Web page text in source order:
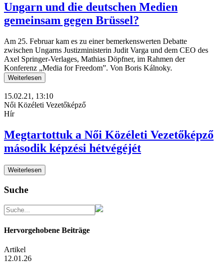
Ungarn und die deutschen Medien
gemeinsam gegen Brüssel?
Am 25. Februar kam es zu einer bemerkenswerten Debatte
zwischen Ungarns Justizministerin Judit Varga und dem CEO des
Axel Springer-Verlages, Mathias Döpfner, im Rahmen der
Konferenz „Media for Freedom”. Von Boris Kálnoky.
Weiterlesen
15.02.21, 13:10
Női Közéleti Vezetőképző
Hír
Megtartottuk a Női Közéleti Vezetőképző
második képzési hétvégéjét
Weiterlesen
Suche
Hervorgehobene Beiträge
Artikel
12.01.26